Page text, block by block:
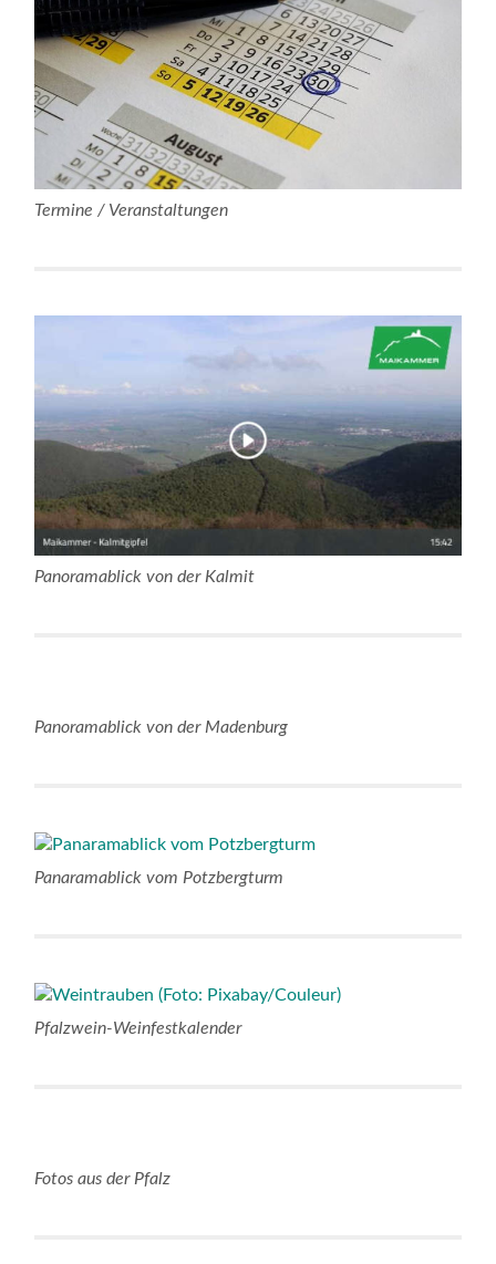
Termine / Veranstaltungen
Panoramablick von der Kalmit
Panoramablick von der Madenburg
Panaramablick vom Potzbergturm
Pfalzwein-Weinfestkalender
Fotos aus der Pfalz